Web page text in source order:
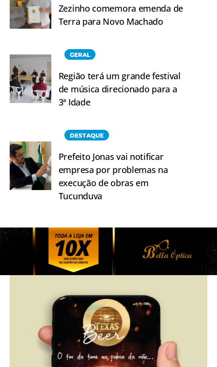
Zezinho comemora emenda de
Terra para Novo Machado
GERAL
Região terá um grande festival
de música direcionado para a
3ª Idade
DESTAQUE
Prefeito Jonas vai notificar
empresa por problemas na
execução de obras em
Tucunduva